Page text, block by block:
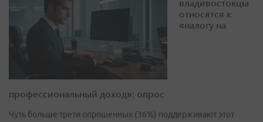
владивостокцы
относятся к
«налогу на
профессиональный доход»: опрос
Чуть больше трети опрошенных (36%) поддерживают этот